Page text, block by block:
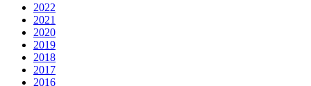
2022
2021
2020
2019
2018
2017
2016